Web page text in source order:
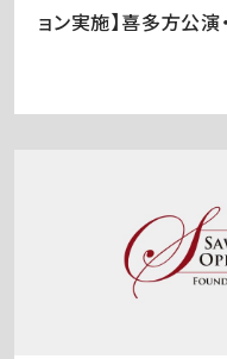
ョン実施】喜多方公演